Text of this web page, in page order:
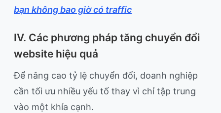
bạn không bao giờ có traffic
IV. Các phương pháp tăng chuyển đổi
website hiệu quả
Để nâng cao tỷ lệ chuyển đổi, doanh nghiệp
cần tối ưu nhiều yếu tố thay vì chỉ tập trung
vào một khía cạnh.